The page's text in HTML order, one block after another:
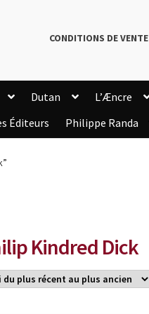
CONDITIONS DE VENTE
Dutan L’Æncre
Éditeurs Philippe Randa
Kindred Dick